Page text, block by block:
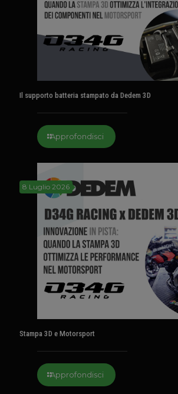
Il supporto batteria stampato da Dedem 3D
Approfondisci
8 Luglio 2026
Stampa 3D e Motorsport
Approfondisci